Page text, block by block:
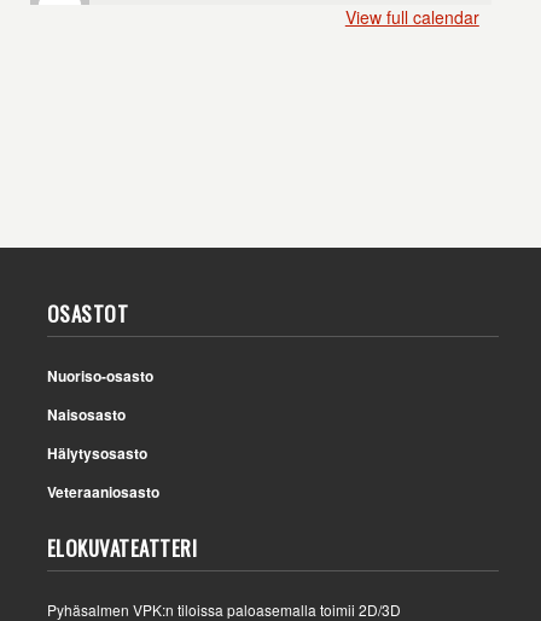
View full calendar
OSASTOT
Nuoriso-osasto
Naisosasto
Hälytysosasto
Veteraaniosasto
ELOKUVATEATTERI
Pyhäsalmen VPK:n tiloissa paloasemalla toimii 2D/3D